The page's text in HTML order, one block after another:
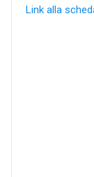
Link alla